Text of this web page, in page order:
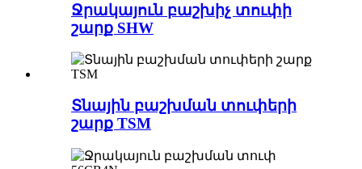
Ջրակայուն բաշխիչ տուփի
շարք SHW
Տնային բաշխման տուփերի
շարք TSM